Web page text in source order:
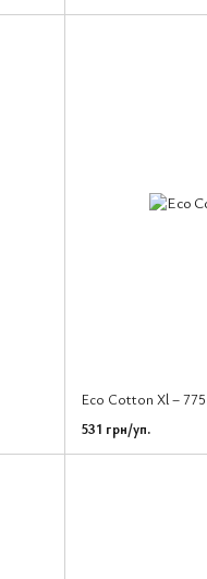
Eco Cotton Xl – 775
531 грн/уп.